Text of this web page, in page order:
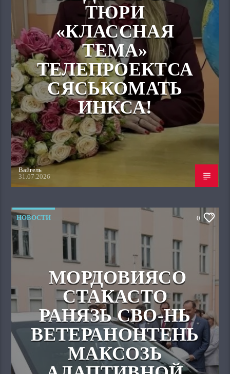
ТЮРИ
«КЛАССНАЯ
ТЕМА»
ТЕЛЕПРОЕКТСА
СЯСЬКОМАТЬ
ИНКСА!
Вайгель
31.07.2026
НОВОСТИ 0
МОРДОВИЯСО
СТАКАСТО
РАНЯЗЬ СВО-НЬ
ВЕТЕРАНОНТЕНЬ
МАКСОЗЬ